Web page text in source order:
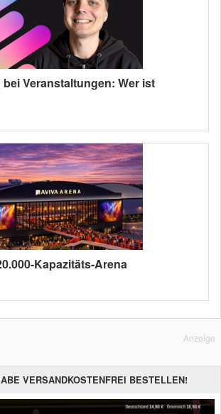
Veranstaltungen: Wer ist
Kapazitäts-Arena
Anzeige
VERSANDKOSTENFREI BESTELLEN!